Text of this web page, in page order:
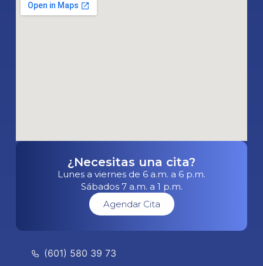
¿Necesitas una cita?
Lunes a viernes de 6 a.m. a 6 p.m.
Sábados 7 a.m. a 1 p.m.
Agendar Cita
(601) 580 39 73